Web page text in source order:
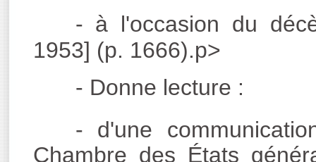
- à l'occasion du
1953] (p. 1666).p>
- Donne lecture :
- d'une
Chambre des États